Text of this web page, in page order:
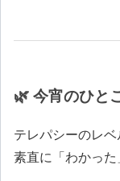
🌿 今宵のひと
テレパシーのレ
素直に「わかった